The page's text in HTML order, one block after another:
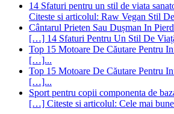
14 Sfaturi pentru un stil de viata
Citeste si articolul: Raw Vegan Stil
Cântarul Prieten Sau Dușman In
[…] 14 Sfaturi Pentru Un Stil De
Top 15 Motoare De Căutare Pentru
[…]...
Top 15 Motoare De Căutare Pentru
[…]...
Sport pentru copii componenta de
[…] Citeste si articolul: Cele mai